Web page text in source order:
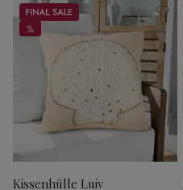
Sale
%
%
Kissenhülle Luiv